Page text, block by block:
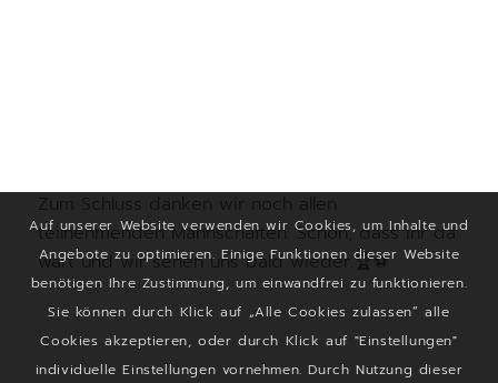
teilnehmenden Mannschaften. Schön, dass ihr da
wart und wir sehen uns bald wieder.🏆⚽️
Auf unserer Website verwenden wir Cookies, um Inhalte und
Angebote zu optimieren. Einige Funktionen dieser Website
benötigen Ihre Zustimmung, um einwandfrei zu funktionieren.
Sie können durch Klick auf „Alle Cookies zulassen“ alle
Cookies akzeptieren, oder durch Klick auf "Einstellungen"
individuelle Einstellungen vornehmen. Durch Nutzung dieser